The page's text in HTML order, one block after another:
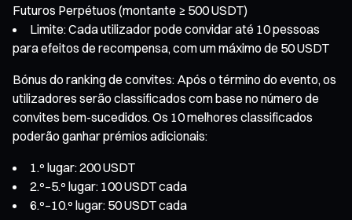
Futuros Perpétuos (montante ≥ 500 USDT)
Limite: Cada utilizador pode convidar até 10 pessoas
para efeitos de recompensa, com um máximo de 50 USDT
Bónus do ranking de convites: Após o término do evento, os
utilizadores serão classificados com base no número de
convites bem-sucedidos. Os 10 melhores classificados
poderão ganhar prémios adicionais:
1.º lugar: 200 USDT
2.º–5.º lugar: 100 USDT cada
6.º–10.º lugar: 50 USDT cada